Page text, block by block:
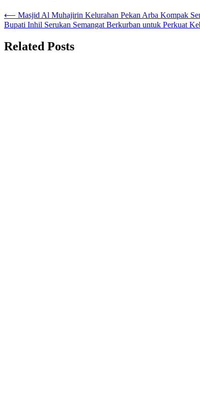
⟵ Masjid Al Muhajirin Kelurahan Pekan Arba Kompak
Bupati Inhil Serukan Semangat Berkurban untuk Perkuat
Related Posts